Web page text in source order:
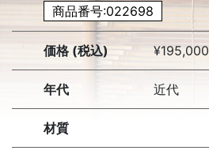
商品番号:022698
価格 (税込) ¥195,000
年代 近代
材質